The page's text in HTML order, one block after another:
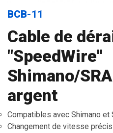
BCB-11
Cable de
"SpeedWire"
Shimano/
argent
Compatibles avec Shimano et
Changement de vitesse précis